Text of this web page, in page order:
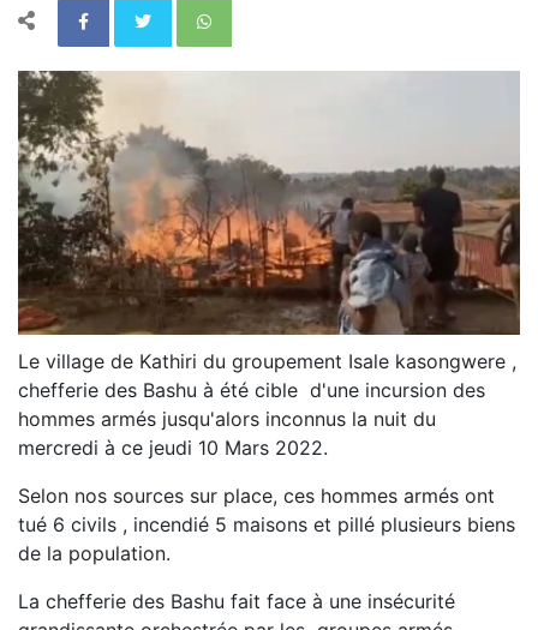
Le village de Kathiri du groupement Isale kasongwere ,
chefferie des Bashu à été cible d'une incursion des
hommes armés jusqu'alors inconnus la nuit du
mercredi à ce jeudi 10 Mars 2022.
Selon nos sources sur place, ces hommes armés ont
tué 6 civils , incendié 5 maisons et pillé plusieurs biens
de la population.
La chefferie des Bashu fait face à une insécurité